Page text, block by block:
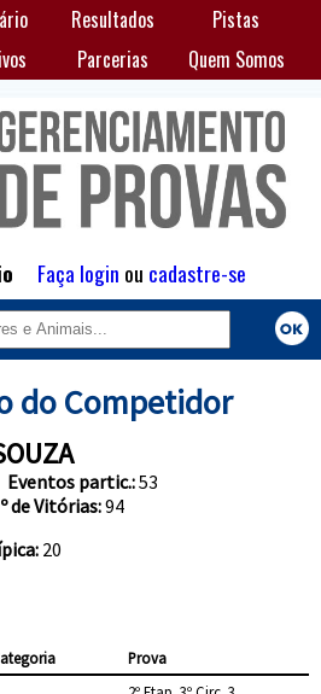
Resultados
Pistas
Parcerias Quem Somos
Faça login ou cadastre-se
do Competidor
Eventos partic.:53
de Vitórias:94
20
Prova